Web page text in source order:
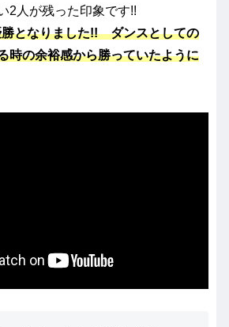
2人が残った印象です!!
となりました!!ダンスとしての
時の余裕感から勝っていたように